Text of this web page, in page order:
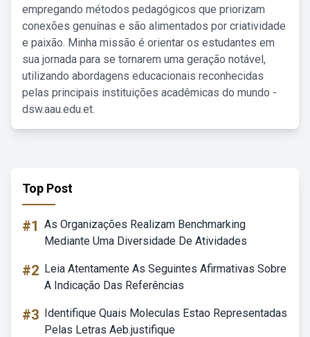
empregando métodos pedagógicos que priorizam
conexões genuínas e são alimentados por criatividade
e paixão. Minha missão é orientar os estudantes em
sua jornada para se tornarem uma geração notável,
utilizando abordagens educacionais reconhecidas
pelas principais instituições acadêmicas do mundo -
dsw.aau.edu.et.
Top Post
#1 As Organizações Realizam Benchmarking
Mediante Uma Diversidade De Atividades
#2 Leia Atentamente As Seguintes Afirmativas Sobre
A Indicação Das Referências
#3 Identifique Quais Moleculas Estao Representadas
Pelas Letras Aeb.justifique